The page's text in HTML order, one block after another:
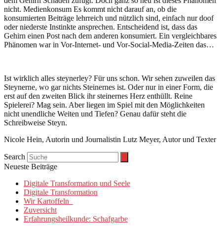
nicht. Medienkonsum Es kommt nicht darauf an, ob die
konsumierten Beiträge lehrreich und nützlich sind, einfach nur doof
oder niederste Instinkte ansprechen. Entscheidend ist, dass das
Gehirn einen Post nach dem anderen konsumiert. Ein vergleichbares
Phänomen war in Vor-Internet- und Vor-Social-Media-Zeiten das…
Ist wirklich alles steynerley? Für uns schon. Wir sehen zuweilen das
Steynerne, wo gar nichts Steinernes ist. Oder nur in einer Form, die
erst auf den zweiten Blick ihr steinernes Herz enthüllt. Reine
Spielerei? Mag sein. Aber liegen im Spiel mit den Möglichkeiten
nicht unendliche Weiten und Tiefen? Genau dafür steht die
Schreibweise Steyn.
Nicole Hein, Autorin und Journalistin Lutz Meyer, Autor und Texter
Search
Neueste Beiträge
Digitale Transformation und Seele
Digitale Transformation
Wir Kartoffeln
Zuversicht
Erfahrungsheilkunde: Schafgarbe